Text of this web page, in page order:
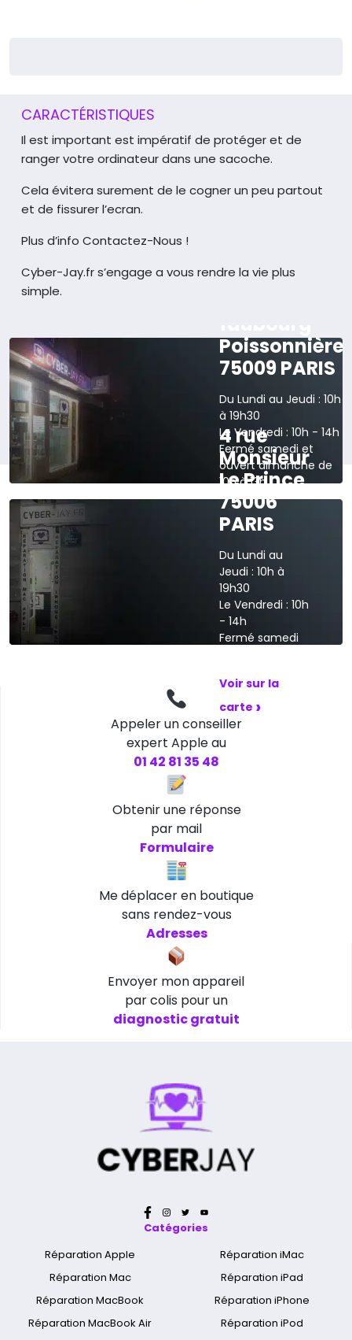
CARACTÉRISTIQUES
Il est important est impératif de protéger et de
ranger votre ordinateur dans une sacoche.
Cela évitera surement de le cogner un peu partout
et de fissurer l’ecran.
Plus d’info Contactez-Nous !
Cyber-Jay.fr s’engage a vous rendre la vie plus
simple.
Poissonnière
75009 PARIS
Du Lundi au Jeudi : 10h
à 19h30
Le Vendredi : 10h - 14h
Fermé samedi et
ouvert dimanche de
10h à 13h
Voir sur la carte
4 rue
Monsieur
Le Prince
75006
PARIS
Du Lundi au
Jeudi : 10h à
19h30
Le Vendredi : 10h
- 14h
Fermé samedi
Voir sur la
carte ›
Appeler un conseiller
expert Apple au
01 42 81 35 48
Obtenir une réponse
par mail
Formulaire
Me déplacer en boutique
sans rendez-vous
Adresses
Envoyer mon appareil
par colis pour un
diagnostic gratuit
Catégories
Réparation Apple
Réparation Mac
Réparation MacBook
Réparation MacBook Air
Réparation iMac
Réparation iPad
Réparation iPhone
Réparation iPod